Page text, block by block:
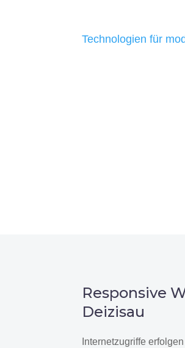
Technologien für
Responsive
Deizisau
Internetzugriffe